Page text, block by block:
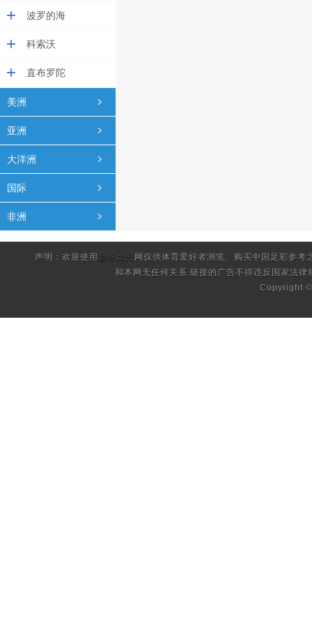
波罗的海
科索沃
直布罗陀
美洲
亚洲
大洋洲
国际
非洲
声明：欢迎使用 足球比分 网仅供体育爱好者浏览、购买中国足彩参
和本网无任何关系.链接的广告不得违反国家法律
Copyright